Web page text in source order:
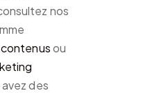
nos
contenusou
avez des